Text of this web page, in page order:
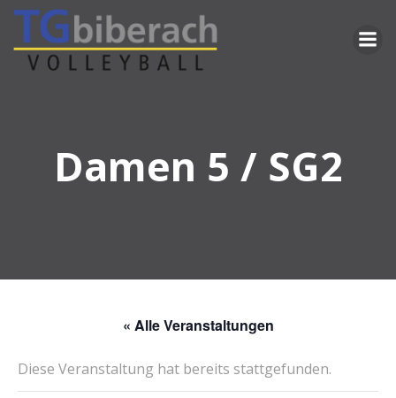
Inhalt
springen
Damen 5 / SG2
« Alle Veranstaltungen
Diese Veranstaltung hat bereits stattgefunden.